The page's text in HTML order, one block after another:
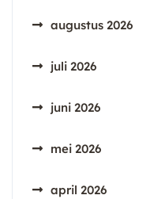
augustus 2026
juli 2026
juni 2026
mei 2026
april 2026